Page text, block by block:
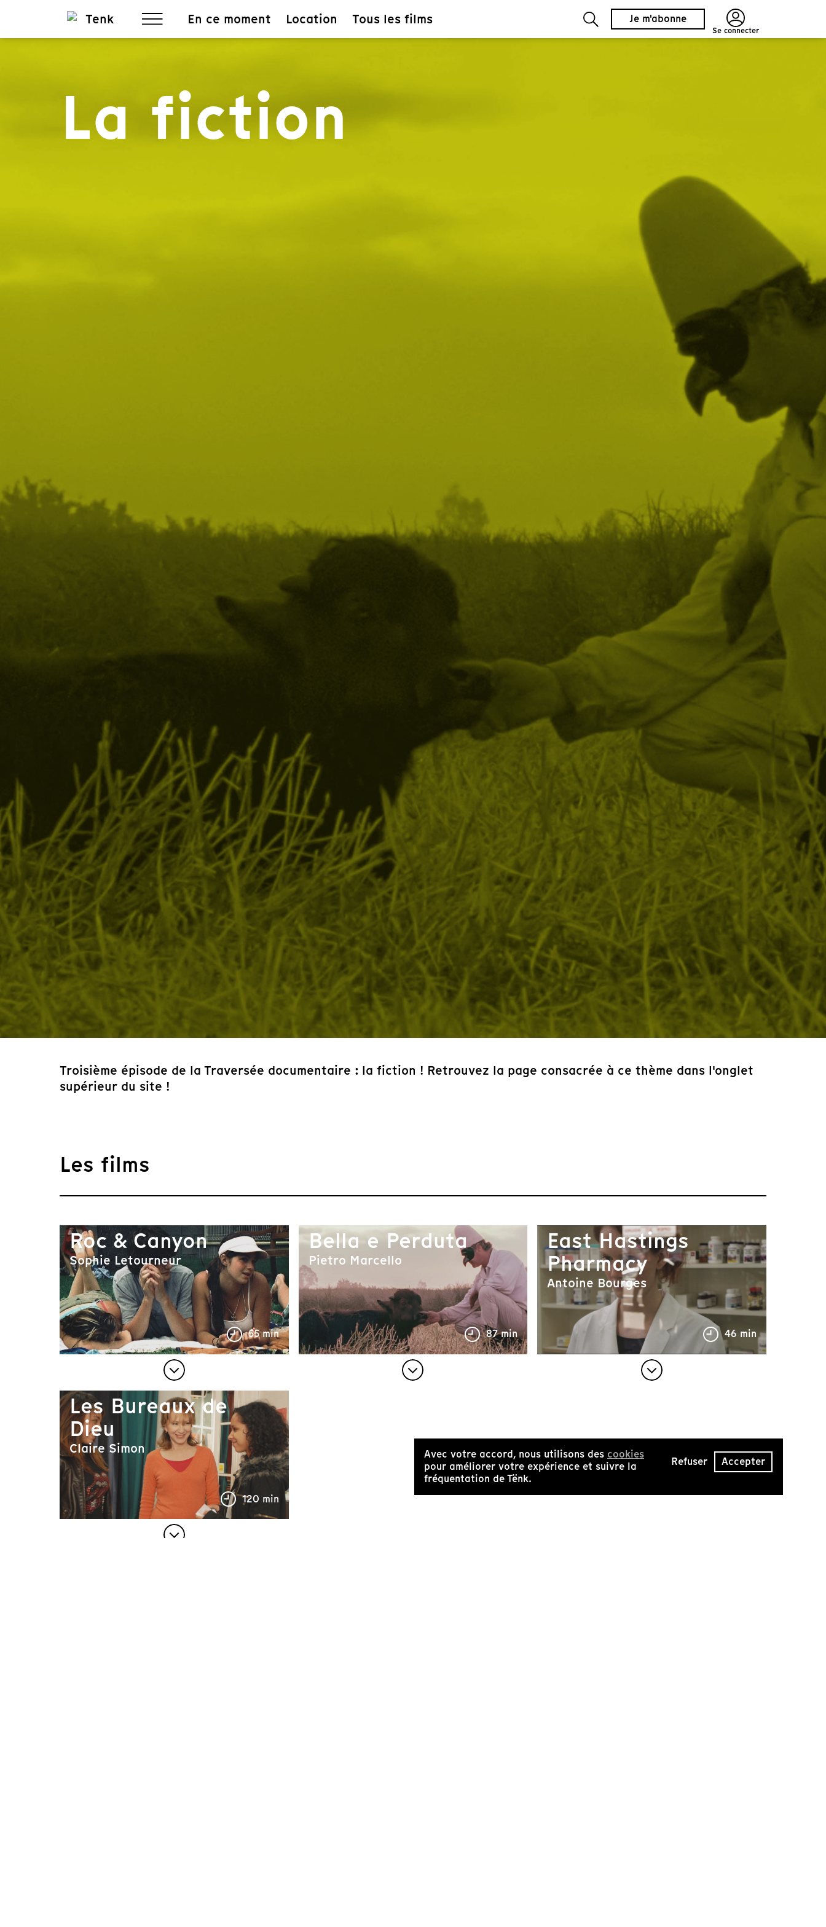
En ce moment Location Tous les films Je m'abonne
Se connecter
La fiction
Troisième épisode de la Traversée documentaire : la fiction ! Retrouvez la page consacrée à ce thème dans l'onglet
supérieur du site !
Les films
Roc & Canyon
Sophie Letourneur
55 min
Bella e Perduta
Pietro Marcello
87 min
East Hastings
Pharmacy
Antoine Bourges
46 min
Les Bureaux de
Dieu
Claire Simon
120 min
Avec votre accord, nous utilisons des cookies
pour améliorer votre expérience et suivre la
fréquentation de Tënk.
Refuser Accepter